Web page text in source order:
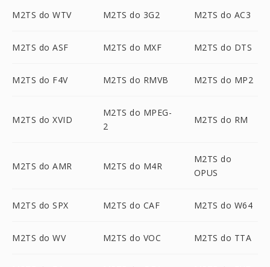
M2TS do WTV M2TS do 3G2 M2TS do AC3
M2TS do ASF M2TS do MXF M2TS do DTS
M2TS do F4V M2TS do RMVB M2TS do MP2
M2TS do XVID
M2TS do MPEG-
2
M2TS do RM
M2TS do AMR M2TS do M4R
M2TS do
OPUS
M2TS do SPX M2TS do CAF M2TS do W64
M2TS do WV M2TS do VOC M2TS do TTA